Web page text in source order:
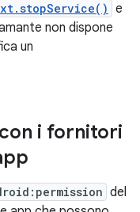
e
non dispone
un
i fornitori
del